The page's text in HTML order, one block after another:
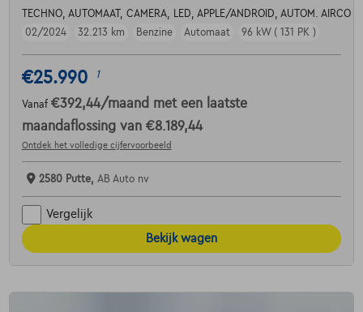
TECHNO, AUTOMAAT, CAMERA, LED, APPLE/ANDROID, AUTOM. AIRCO
02/2024
32.213 km Benzine Automaat 96 kW ( 131 PK )
€25.990 1
Vanaf €392,44/maand met een laatste
maandaflossing van €8.189,44
Ontdek het volledige cijfervoorbeeld
2580 Putte, AB Auto nv
Vergelijk
Bekijk wagen